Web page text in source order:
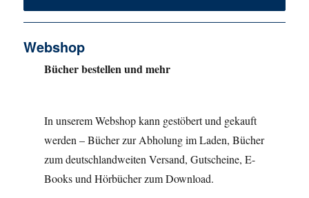
Webshop
Bücher bestellen und mehr
In unserem Webshop kann gestöbert und gekauft
werden – Bücher zur Abholung im Laden, Bücher
zum deutschlandweiten Versand, Gutscheine, E-
Books und Hörbücher zum Download.